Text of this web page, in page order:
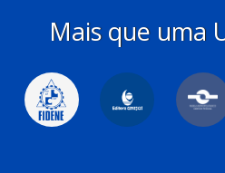
Mais que uma